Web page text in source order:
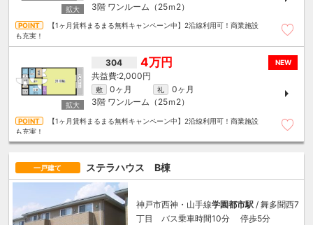
3階 ワンルーム（25ｍ 2）
【1ヶ月賃料まるまる無料キャンペーン中】2沿線利用可！商業施設
も充実！
NEW
304 4万円
2,000円
敷 0ヶ月 礼
0ヶ月
3階 ワンルーム（25ｍ 2）
【1ヶ月賃料まるまる無料キャンペーン中】2沿線利用可！商業施設
も充実！
一戸建て ステラハウス B棟
神戸市西神・山手線学園都市駅 / 舞多聞西7
丁目 バス乗車時間10分 停歩5分